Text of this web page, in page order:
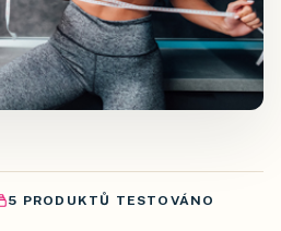
5 PRODUKTŮ TESTOVÁNO